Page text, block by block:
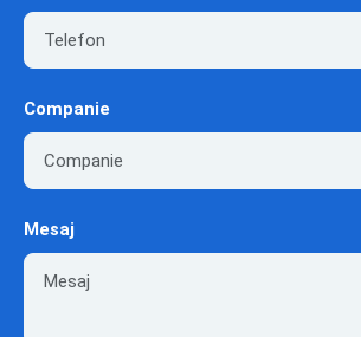
Companie
Mesaj